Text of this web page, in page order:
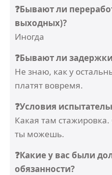
❓Бывают ли
выходных)?
Иногда
❓Бывают ли
Не знаю, как у
платят вовремя.
❓Условия
Какая там
ты можешь.
❓Какие у вас были
обязанности?